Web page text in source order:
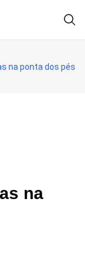
na ponta dos pés
na